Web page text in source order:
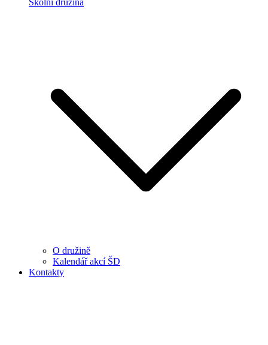
Školní družina
O družině
Kalendář akcí ŠD
Kontakty